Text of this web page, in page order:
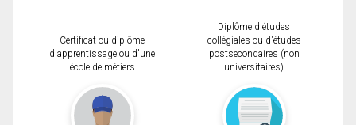
Certificat ou diplôme
d'apprentissage ou d'une
école de métiers
Diplôme d'études
collégiales ou d'études
postsecondaires (non
universitaires)